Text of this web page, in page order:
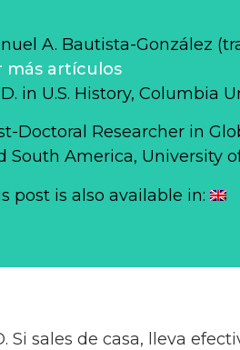
A. Bautista-González
más artículos
in U.S. History, Columbia
Doctoral Researcher in
South America, University
post is also available in:
Si sales de casa, lleva